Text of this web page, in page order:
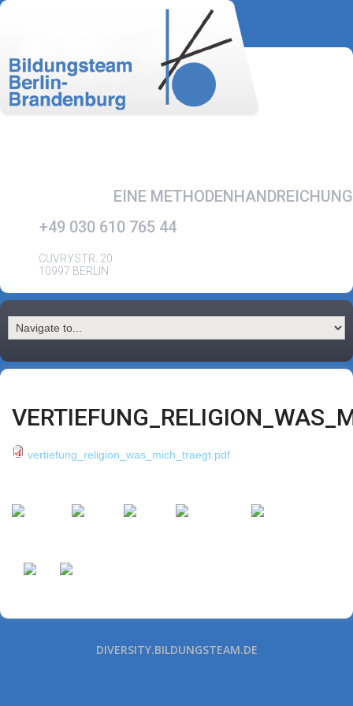
EINE METHODENHANDREICHUNG
+49 030 610 765 44
CUVRYSTR. 20
10997 BERLIN
vertiefung_religion_was_mich_traegt.pdf
DIVERSITY.BILDUNGSTEAM.DE